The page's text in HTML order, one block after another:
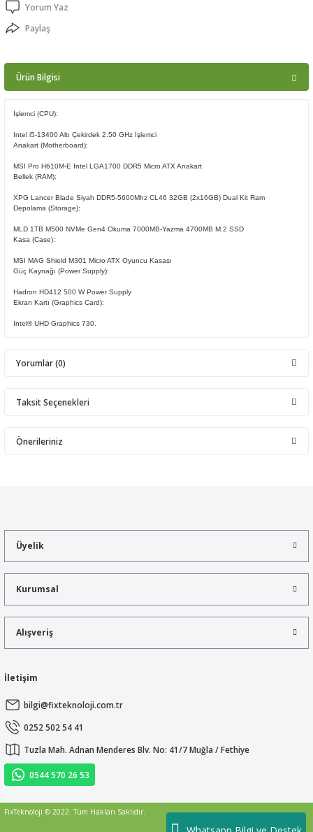
Yorum Yaz
Paylaş
Ürün Bilgisi
İşlemci (CPU):
Intel i5-13400 Altı Çekirdek 2.50 GHz İşlemci
Anakart (Motherboard):
MSI Pro H610M-E Intel LGA1700 DDR5 Micro ATX Anakart
Bellek (RAM):
XPG Lancer Blade Siyah DDR5-5600Mhz CL46 32GB (2x16GB) Dual Kit Ram
Depolama (Storage):
MLD 1TB M500 NVMe Gen4 Okuma 7000MB-Yazma 4700MB M.2 SSD
Kasa (Case):
MSI MAG Shield M301 Micro ATX Oyuncu Kasası
Güç Kaynağı (Power Supply):
Hadron HD412 500 W Power Supply
Ekran Kartı (Graphics Card):
Intel® UHD Graphics 730.
Yorumlar (0)
Taksit Seçenekleri
Önerileriniz
Ürün açıklamasında eksik bilgiler bulunuyor.
Ürün bilgilerinde hatalar bulunuyor.
Bu ürüne benzer farklı alternatifler olmalı.
Üyelik
Kurumsal
Alışveriş
İletişim
bilgi@fixteknoloji.com.tr
0252 502 54 41
Tuzla Mah. Adnan Menderes Blv. No: 41/7 Muğla / Fethiye
0544 570 26 53
FixTeknoloji © 2022. Tüm Hakları Saklıdır.